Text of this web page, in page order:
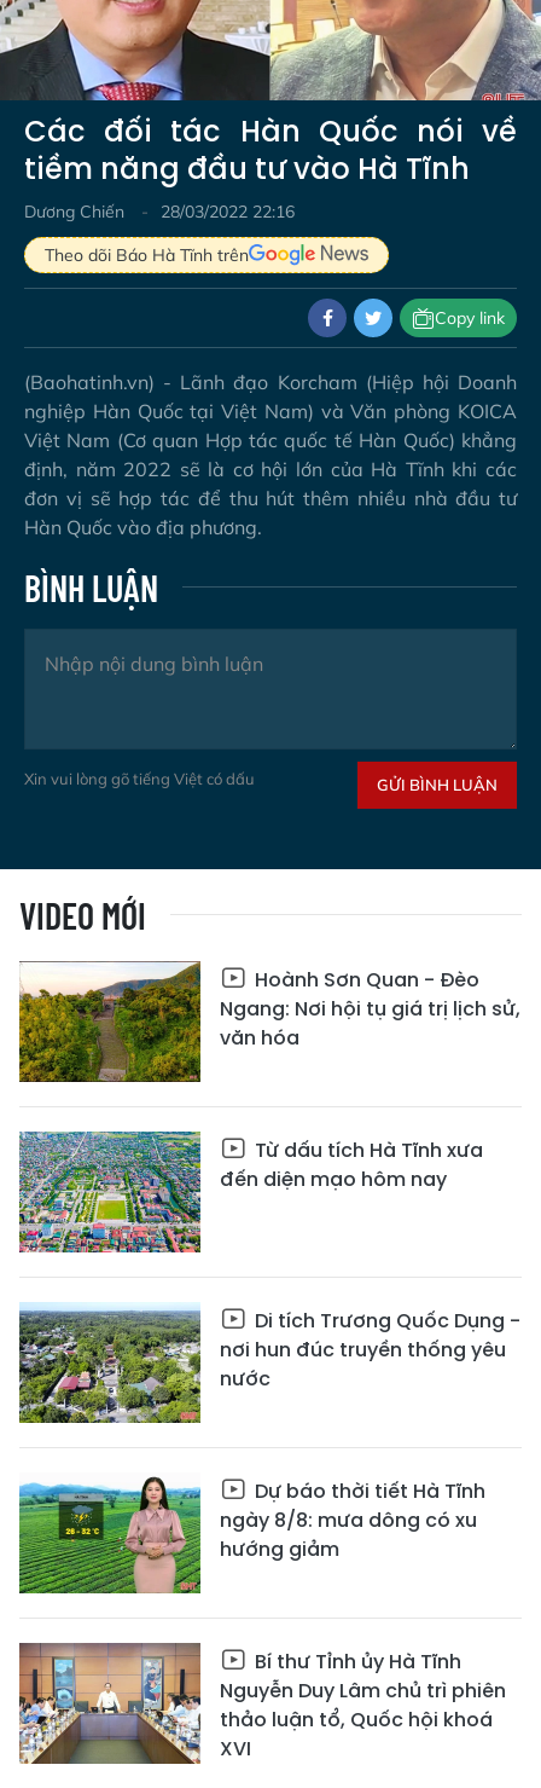
Video
Các đối tác Hàn Quốc nói về
tiềm năng đầu tư vào Hà Tĩnh
Dương Chiến
28/03/2022 22:16
Theo dõi Báo Hà Tĩnh trên
Copy link
(Baohatinh.vn) - Lãnh đạo Korcham (Hiệp hội Doanh
nghiệp Hàn Quốc tại Việt Nam) và Văn phòng KOICA
Việt Nam (Cơ quan Hợp tác quốc tế Hàn Quốc) khẳng
định, năm 2022 sẽ là cơ hội lớn của Hà Tĩnh khi các
đơn vị sẽ hợp tác để thu hút thêm nhiều nhà đầu tư
Hàn Quốc vào địa phương.
BÌNH LUẬN
Xin vui lòng gõ tiếng Việt có dấu GỬI BÌNH LUẬN
VIDEO MỚI
Hoành Sơn Quan - Đèo
Ngang: Nơi hội tụ giá trị lịch sử,
văn hóa
Từ dấu tích Hà Tĩnh xưa
đến diện mạo hôm nay
Di tích Trương Quốc Dụng -
nơi hun đúc truyền thống yêu
nước
Dự báo thời tiết Hà Tĩnh
ngày 8/8: mưa dông có xu
hướng giảm
Bí thư Tỉnh ủy Hà Tĩnh
Nguyễn Duy Lâm chủ trì phiên
thảo luận tổ, Quốc hội khoá
XVI